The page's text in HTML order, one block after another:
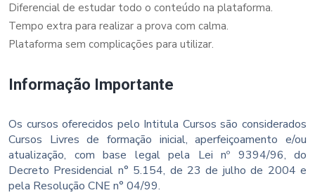
Diferencial de estudar todo o conteúdo na plataforma.
Tempo extra para realizar a prova com calma.
Plataforma sem complicações para utilizar.
Informação Importante
Os cursos oferecidos pelo Intitula Cursos são considerados
Cursos Livres de formação inicial, aperfeiçoamento e/ou
atualização, com base legal pela Lei nº 9394/96, do
Decreto Presidencial n° 5.154, de 23 de julho de 2004 e
pela Resolução CNE n° 04/99.